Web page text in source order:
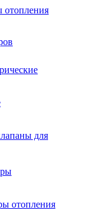
отопления
для
отопления